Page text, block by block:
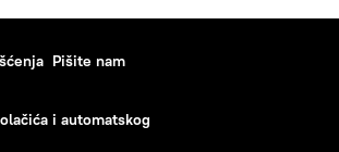
Pišite nam
i automatskog